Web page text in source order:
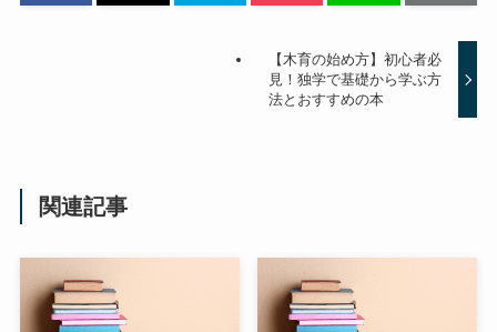
【木育の始め方】初心者必
見！独学で基礎から学ぶ方
法とおすすめの本
関連記事